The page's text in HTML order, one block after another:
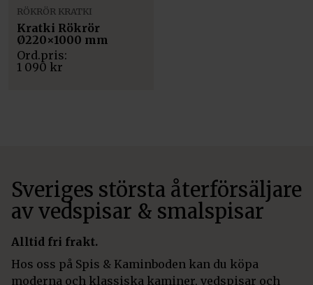
RÖKRÖR KRATKI
Kratki Rökrör
Ø220×1000 mm
1 090 kr
Sveriges största återförsäljare
av vedspisar & smalspisar
Alltid fri frakt.
Hos oss på Spis & Kaminboden kan du köpa
moderna och klassiska kaminer, vedspisar och